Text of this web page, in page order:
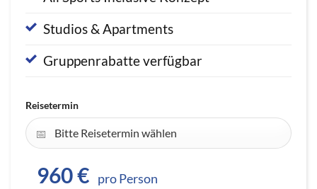
Studios & Apartments
Gruppenrabatte verfügbar
Reisetermin
960 € pro Person